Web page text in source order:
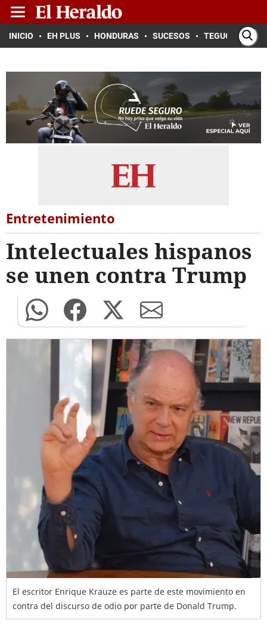
INICIO EH PLUS HONDURAS SUCESOS TEGUCIGALPA
Entretenimiento
Intelectuales hispanos
se unen contra Trump
El escritor Enrique Krauze es parte de este movimiento en
contra del discurso de odio por parte de Donald Trump.